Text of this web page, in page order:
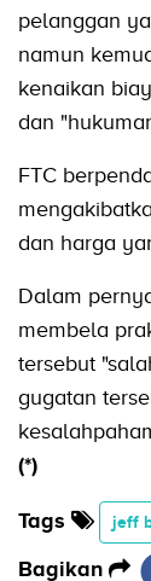
pelanggan
namun
kenaikan
dan
FTC
dan harga
Dalam
membela
tersebut
gugatan
(*)
Tags jeff
Bagikan